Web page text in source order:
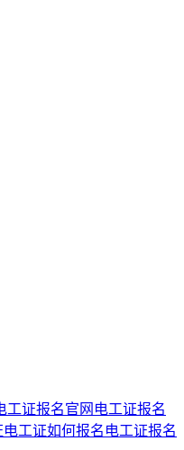
工证报名官网 电工证报名
电工证如何报名 电工证报名